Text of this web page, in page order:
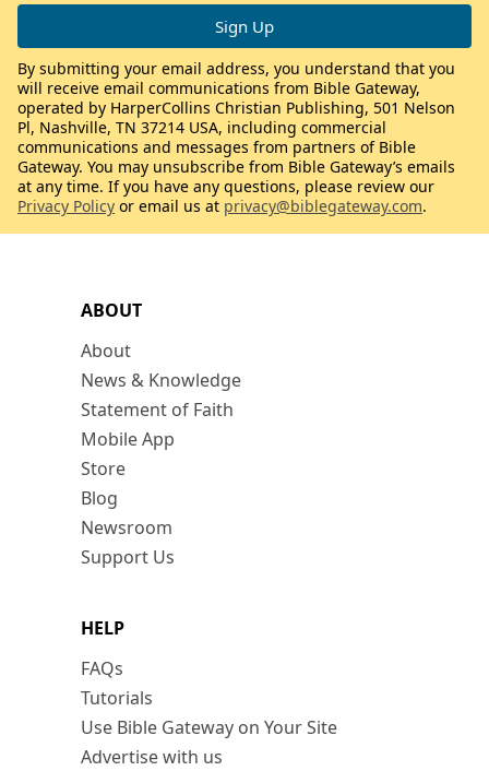
ABOUT
About
News & Knowledge
Statement of Faith
Mobile App
Store
Blog
Newsroom
Support Us
HELP
FAQs
Tutorials
Use Bible Gateway on Your Site
Advertise with us
By submitting your email address, you understand that you
will receive email communications from Bible Gateway,
operated by HarperCollins Christian Publishing, 501 Nelson
Pl, Nashville, TN 37214 USA, including commercial
communications and messages from partners of Bible
Gateway. You may unsubscribe from Bible Gateway’s emails
at any time. If you have any questions, please review our
Privacy Policy or email us at privacy@biblegateway.com.